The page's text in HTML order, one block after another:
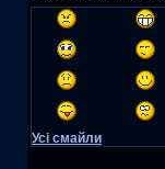
Усі смайли